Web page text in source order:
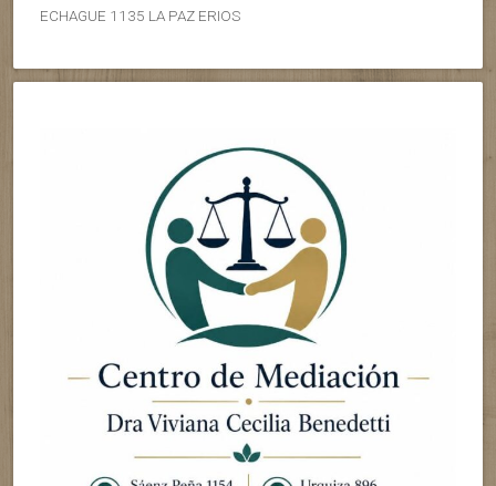
ECHAGUE 1135 LA PAZ ERIOS